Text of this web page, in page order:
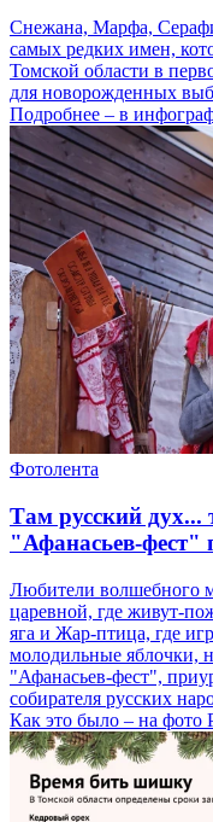
Снежана, Марфа,
самых редких имен,
Томской области в
для новорожденных
Подробнее – в
Фотолента
Там русский дух...
"Афанасьев-фест"
Любители волшебного
царевной, где живут-
яга и Жар-птица, где
молодильные яблочки,
"Афанасьев-фест",
собирателя русских
Как это было – на